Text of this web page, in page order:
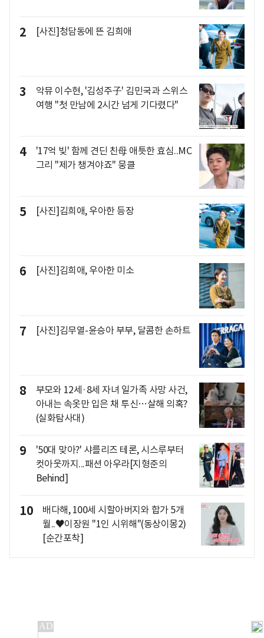
2 [사진]청담동에 뜬 김희애
3
악뮤 이수현, '김성주子' 김민국과 스위스
여행 "첫 만남에 2시간 넘게 기다렸다"
4
'17억 빚' 함께 견딘 친母 애틋한 효심..MC
그리 "제가 챙겨야죠" 뭉클
5 [사진]김희애, 우아한 등장
6 [사진]김희애, 우아한 미소
7 [사진]김무열-윤승아 부부, 달콤한 손하트
8
부모와 12세·8세 자녀 일가족 사망 사건,
아내는 속옷만 입은 채 투신…살해 의혹?
(실화탐사대)
9
'50대 맞아?' 샤를리즈 테론, 시스루부터
컷아웃까지...패션 아우라[지형준의
Behind]
10
배다해, 100세 시할아버지와 합가 5개
월..♥이장원 "1인 시위해"(동상이몽2)
[순간포착]